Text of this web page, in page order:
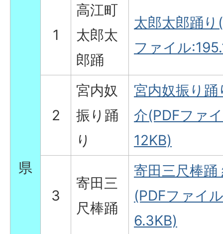
県
1
高江町
太郎太
郎踊
太郎太郎踊り
ファイル
2
宮内奴
振り踊
り
宮内奴振り踊
介(PDFファ
12KB)
3
寄田三
尺棒踊
寄田三尺棒踊
(PDFファイ
6.3KB)